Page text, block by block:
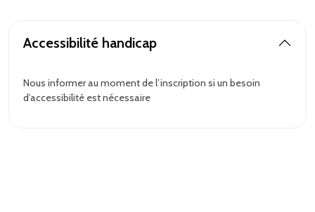
Accessibilité handicap
Nous informer au moment de l’inscription si un besoin
d’accessibilité est nécessaire